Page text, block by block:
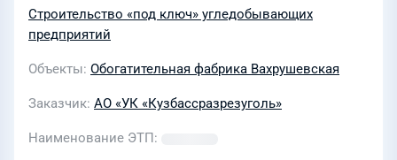
Строительство «под ключ» угледобывающих
предприятий
Объекты Обогатительная фабрика Вахрушевская
Заказчик АО «УК «Кузбассразрезуголь»
Наименование ЭТП